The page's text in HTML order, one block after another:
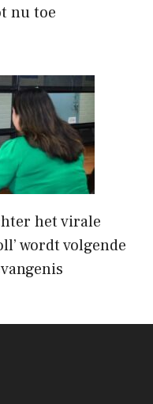
nu toe
het virale
wordt volgende